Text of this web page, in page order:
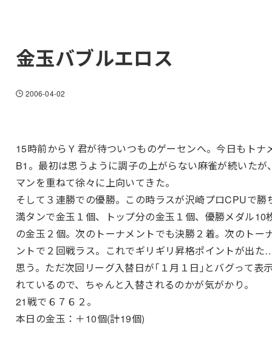
金玉バブルエロス
2006-04-02
15時前からＹ君が待ついつものゲーセンへ。今日もトナ
B1。最初は思うように調子の上がらない麻雀が続いたが
マンを重ねて徐々に上向いてきた。
そして３連勝での優勝。この時ラスが沢崎プロCPUで勝
満タンで金玉１個、トップ分の金玉１個、優勝メダル10
の金玉２個。次のトーナメントでも決勝２着。次のトー
ントで２回戦ラス。これでギリギリ昇格ポイントが出た
思う。ただ次回リーグ入替日が｢１月１日｣とバグって表
れているので、ちゃんと入替されるのかが気がかり。
21戦で６７６２。
本日の金玉：＋10個(計19個)